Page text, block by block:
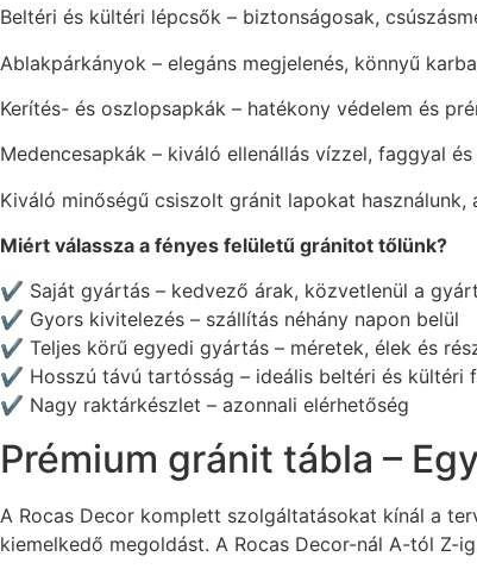
Beltéri és kültéri lépcsők – biztonságosak,
Ablakpárkányok – elegáns megjelenés, könnyű
Kerítés- és oszlopsapkák – hatékony védelem és
Medencesapkák – kiváló ellenállás vízzel, faggyal
Kiváló minőségű csiszolt gránit lapokat
Miért válassza a fényes felületű gránitot tőlünk?
✔️ Saját gyártás – kedvező árak, közvetlenül a
✔️ Gyors kivitelezés – szállítás néhány napon belül
✔️ Teljes körű egyedi gyártás – méretek, élek és
✔️ Hosszú távú tartósság – ideális beltéri és kültéri
✔️ Nagy raktárkészlet – azonnali elérhetőség
Prémium gránit tábla –
A Rocas Decor komplett szolgáltatásokat kínál a
kiemelkedő megoldást. A Rocas Decor-nál A-tól